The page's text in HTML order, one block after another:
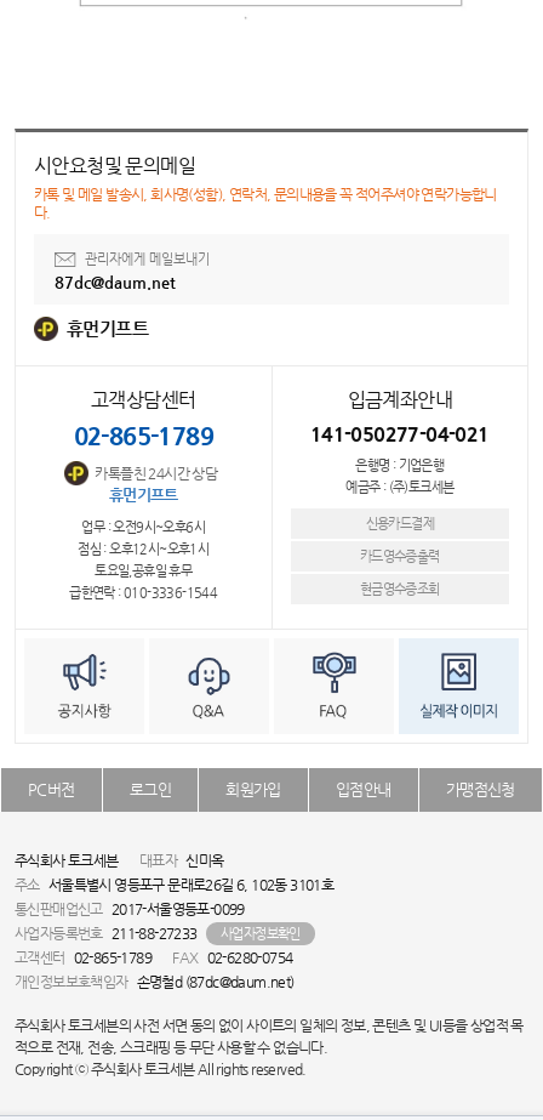
시안요청및 문의메일
카톡 및 메일 발송시, 회사명(성함), 연락처, 문의내용을 꼭 적어주셔야 연락가능합니
다.
관리자에게 메일보내기
87dc@daum.net
휴먼기프트
고객상담센터
02-865-1789
카톡플친 24시간 상담
휴먼기프트
업무 : 오전9시~오후6시
점심 : 오후12시~오후1시
토요일,공휴일 휴무
급한연락 : 010-3336-1544
입금계좌안내
141-050277-04-021
은행명 : 기업은행
예금주 : (주)토크세븐
신용카드결제
카드영수증출력
현금영수증조회
PC버전 로그인 회원가입 입점안내 가맹점신청
주식회사 토크세븐 대표자 신미옥
주소 서울특별시 영등포구 문래로26길 6, 102동 3101호
통신판매업신고 2017-서울영등포-0099
사업자등록번호 211-88-27233 사업자정보확인
고객센터 02-865-1789 FAX 02-6280-0754
개인정보보호책임자 손명철d (87dc@daum.net)
주식회사 토크세븐의 사전 서면 동의 없이 사이트의 일체의 정보, 콘텐츠 및 UI등을 상업적 목
적으로 전재, 전송, 스크래핑 등 무단 사용할 수 없습니다.
Copyright ⓒ 주식회사 토크세븐 All rights reserved.